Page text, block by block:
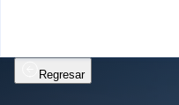
Regresar